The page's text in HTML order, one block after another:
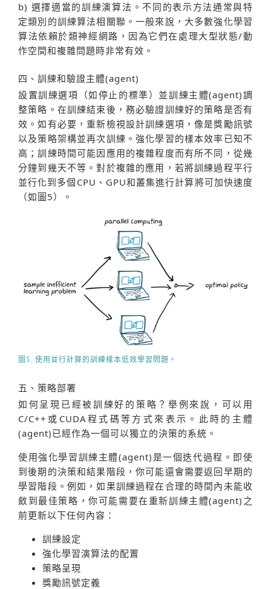
b) 選擇適當的訓練演算法。不同的表示方法通常與特
定類別的訓練算法相關聯。一般來說，大多數強化學習
算法依賴於類神經網路，因為它們在處理大型狀態/動
作空間和複雜問題時非常有效。
四、訓練和驗證主體(agent)
設置訓練選項（如停止的標準）並訓練主體(agent)調
整策略。在訓練結束後，務必驗證訓練好的策略是否有
效。如有必要，重新檢視設計訓練選項，像是獎勵訊號
以及策略架構並再次訓練。強化學習的樣本效率已知不
高；訓練時間可能因應用的複雜程度而有所不同，從幾
分鐘到幾天不等。對於複雜的應用，若將訓練過程平行
並行化到多個CPU、GPU和叢集進行計算將可加快速度
（如圖5）。
圖5. 使用並行計算的訓練樣本低效學習問題。
五、策略部署
如何呈現已經被訓練好的策略？舉例來說，可以用
C/C++或CUDA程式碼等方式來表示。此時的主體
(agent)已經作為一個可以獨立的決策的系統。
使用強化學習訓練主體(agent)是一個迭代過程。即使
到後期的決策和結果階段，你可能還會需要返回早期的
學習階段。例如，如果訓練過程在合理的時間內未能收
斂到最佳策略，你可能需要在重新訓練主體(agent)之
前更新以下任何內容：
訓練設定
強化學習演算法的配置
策略呈現
獎勵訊號定義